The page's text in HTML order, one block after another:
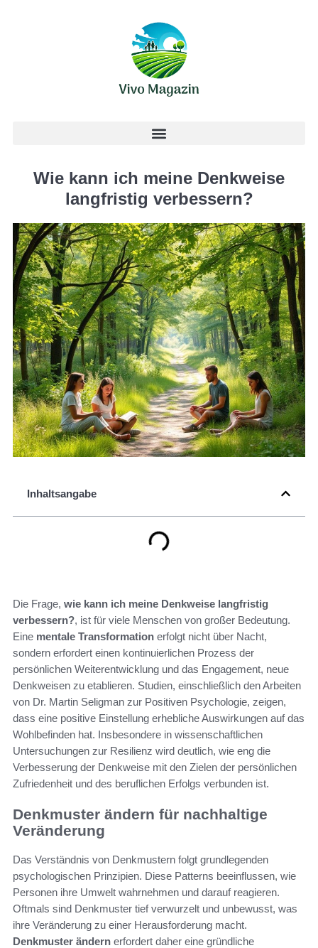
Wie kann ich meine Denkweise
langfristig verbessern?
Inhaltsangabe
Die Frage, wie kann ich meine Denkweise langfristig
verbessern?, ist für viele Menschen von großer Bedeutung.
Eine mentale Transformation erfolgt nicht über Nacht,
sondern erfordert einen kontinuierlichen Prozess der
persönlichen Weiterentwicklung und das Engagement, neue
Denkweisen zu etablieren. Studien, einschließlich den Arbeiten
von Dr. Martin Seligman zur Positiven Psychologie, zeigen,
dass eine positive Einstellung erhebliche Auswirkungen auf das
Wohlbefinden hat. Insbesondere in wissenschaftlichen
Untersuchungen zur Resilienz wird deutlich, wie eng die
Verbesserung der Denkweise mit den Zielen der persönlichen
Zufriedenheit und des beruflichen Erfolgs verbunden ist.
Denkmuster ändern für nachhaltige
Veränderung
Das Verständnis von Denkmustern folgt grundlegenden
psychologischen Prinzipien. Diese Patterns beeinflussen, wie
Personen ihre Umwelt wahrnehmen und darauf reagieren.
Oftmals sind Denkmuster tief verwurzelt und unbewusst, was
ihre Veränderung zu einer Herausforderung macht.
Denkmuster ändern erfordert daher eine gründliche